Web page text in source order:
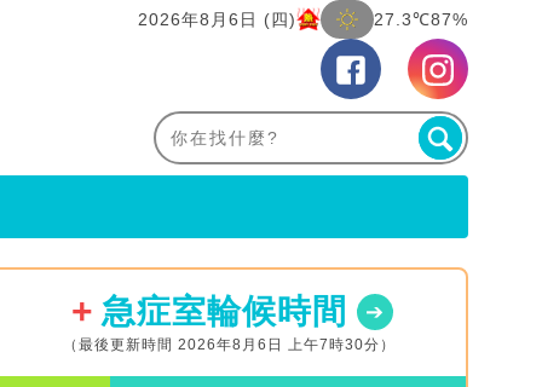
2026年8月6日 (四) 27.3℃87%
急症室輪候時間
（最後更新時間 2026年8月6日 上午7時30分）